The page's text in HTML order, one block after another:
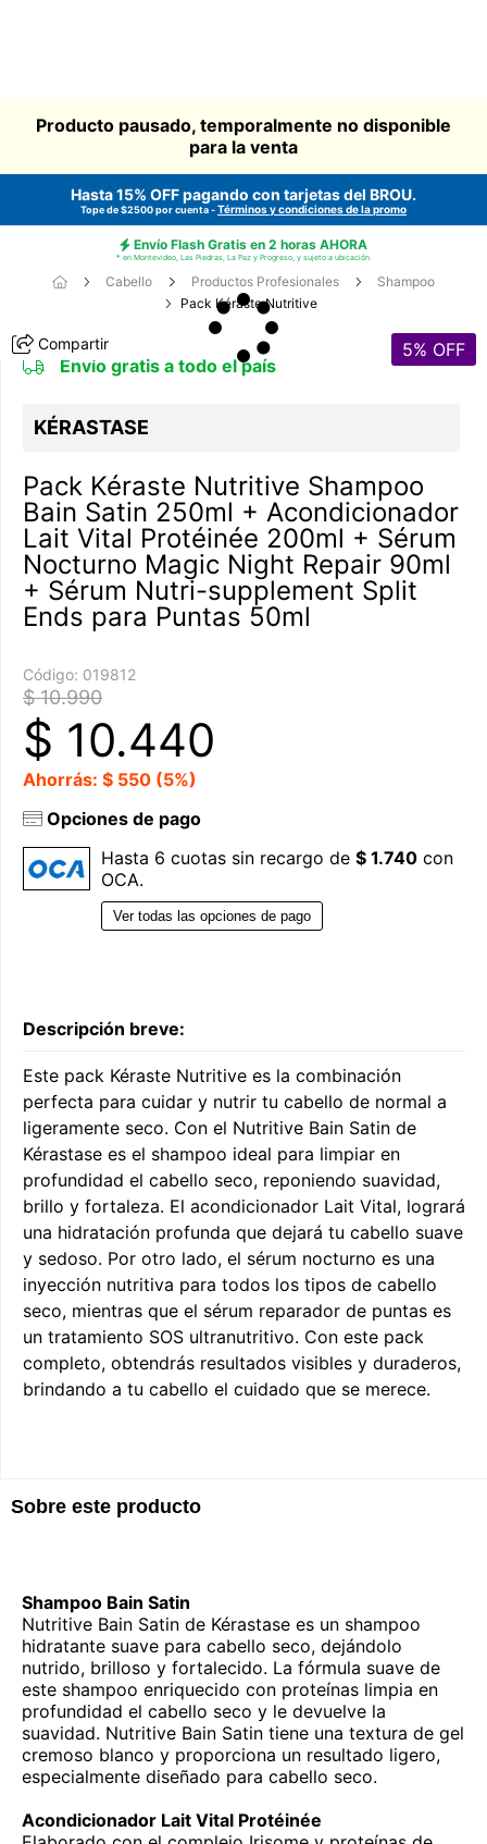
Producto pausado, temporalmente no disponible
para la venta
Hasta 15% OFF pagando con tarjetas del BROU.
Tope de $2500 por cuenta -Términos y condiciones de la promo
Envío Flash Gratis en 2 horas AHORA
* en Montevideo, Las Piedras, La Paz y Progreso, y sujeto a ubicación.
Cabello Productos Profesionales
Shampoo
Pack Kéraste Nutritive
Compartir 5% OFF
Sobre este producto
Shampoo Bain Satin
Nutritive Bain Satin de Kérastase es un shampoo
hidratante suave para cabello seco, dejándolo
nutrido, brilloso y fortalecido. La fórmula suave de
este shampoo enriquecido con proteínas limpia en
profundidad el cabello seco y le devuelve la
suavidad. Nutritive Bain Satin tiene una textura de gel
cremoso blanco y proporciona un resultado ligero,
especialmente diseñado para cabello seco.
Acondicionador Lait Vital Protéinée
Envío gratis a todo el país
KÉRASTASE
Pack Kéraste Nutritive Shampoo
Bain Satin 250ml + Acondicionador
Lait Vital Protéinée 200ml + Sérum
Nocturno Magic Night Repair 90ml
+ Sérum Nutri-supplement Split
Ends para Puntas 50ml
Código: 019812
$ 10.990
$ 10.440
Ahorrás: $ 550 (5%)
Opciones de pago
Hasta 6 cuotas sin recargo de $ 1.740 con
OCA.
Ver todas las opciones de pago
Descripción breve:
Este pack Kéraste Nutritive es la combinación
perfecta para cuidar y nutrir tu cabello de normal a
ligeramente seco. Con el Nutritive Bain Satin de
Kérastase es el shampoo ideal para limpiar en
profundidad el cabello seco, reponiendo suavidad,
brillo y fortaleza. El acondicionador Lait Vital, logrará
una hidratación profunda que dejará tu cabello suave
y sedoso. Por otro lado, el sérum nocturno es una
inyección nutritiva para todos los tipos de cabello
seco, mientras que el sérum reparador de puntas es
un tratamiento SOS ultranutritivo. Con este pack
completo, obtendrás resultados visibles y duraderos,
brindando a tu cabello el cuidado que se merece.